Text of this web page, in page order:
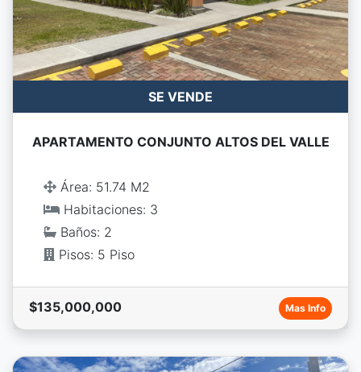
SE VENDE
APARTAMENTO CONJUNTO ALTOS DEL VALLE
Área: 51.74 M2
Habitaciones: 3
Baños: 2
Pisos: 5 Piso
$135,000,000 Mas Info